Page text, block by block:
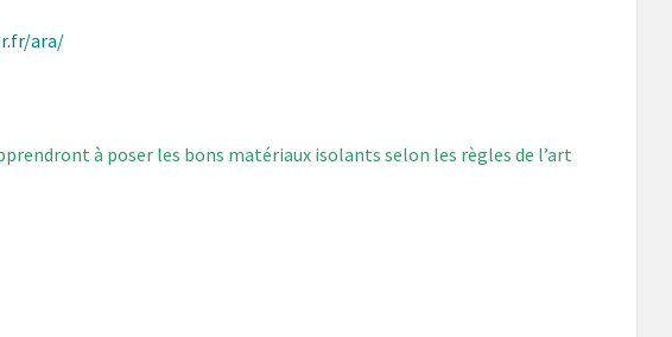
ara/
à poser les bons matériaux isolants selon les règles de l’art